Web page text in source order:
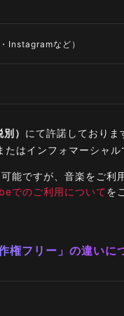
Instagramなど）
） にて許諾しておりま
はインフォマーシャ
能ですが、音楽をご
でのご利用についてを
権フリー」の違いに